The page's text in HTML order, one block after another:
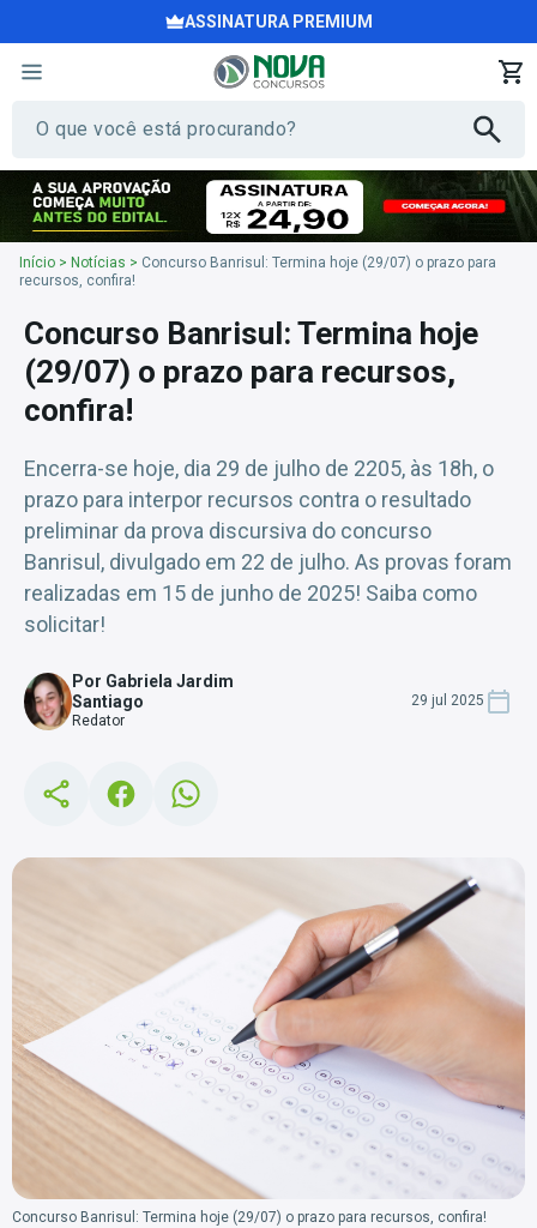
ASSINATURA PREMIUM
Início > Notícias > Concurso Banrisul: Termina hoje (29/07) o prazo para
recursos, confira!
Concurso Banrisul: Termina hoje
(29/07) o prazo para recursos,
confira!
Encerra-se hoje, dia 29 de julho de 2205, às 18h, o
prazo para interpor recursos contra o resultado
preliminar da prova discursiva do concurso
Banrisul, divulgado em 22 de julho. As provas foram
realizadas em 15 de junho de 2025! Saiba como
solicitar!
Por Gabriela Jardim
Santiago
Redator
29 jul 2025
Concurso Banrisul: Termina hoje (29/07) o prazo para recursos, confira!